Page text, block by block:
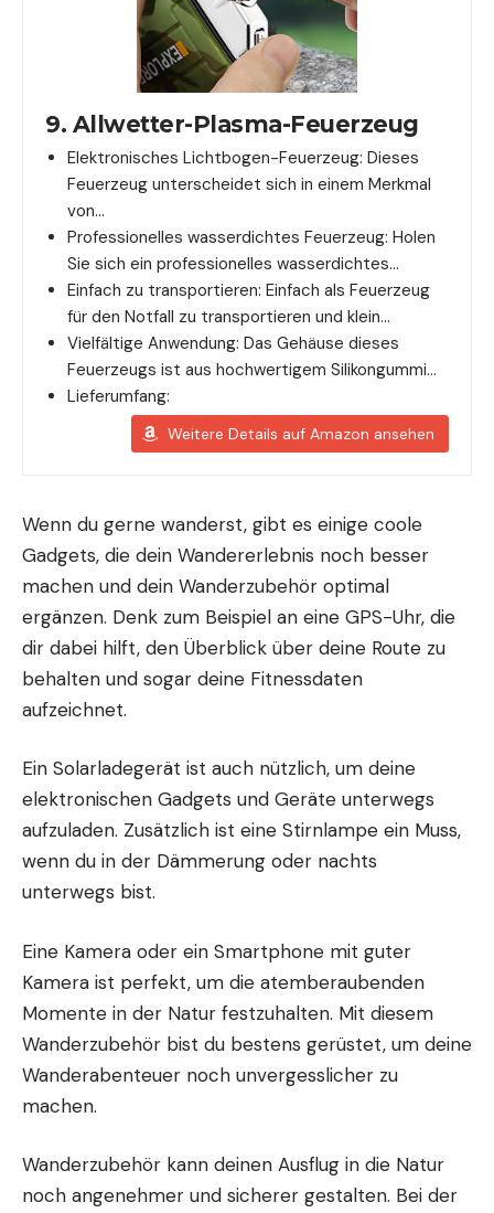
9. Allwetter-Plasma-Feuerzeug
Elektronisches Lichtbogen-Feuerzeug: Dieses
Feuerzeug unterscheidet sich in einem Merkmal
von…
Professionelles wasserdichtes Feuerzeug: Holen
Sie sich ein professionelles wasserdichtes…
Einfach zu transportieren: Einfach als Feuerzeug
für den Notfall zu transportieren und klein…
Vielfältige Anwendung: Das Gehäuse dieses
Feuerzeugs ist aus hochwertigem Silikongummi…
Lieferumfang:
Weitere Details auf Amazon ansehen
Wenn du gerne wanderst, gibt es einige coole
Gadgets, die dein Wandererlebnis noch besser
machen und dein Wanderzubehör optimal
ergänzen. Denk zum Beispiel an eine GPS-Uhr, die
dir dabei hilft, den Überblick über deine Route zu
behalten und sogar deine Fitnessdaten
aufzeichnet.
Ein Solarladegerät ist auch nützlich, um deine
elektronischen Gadgets und Geräte unterwegs
aufzuladen. Zusätzlich ist eine Stirnlampe ein Muss,
wenn du in der Dämmerung oder nachts
unterwegs bist.
Eine Kamera oder ein Smartphone mit guter
Kamera ist perfekt, um die atemberaubenden
Momente in der Natur festzuhalten. Mit diesem
Wanderzubehör bist du bestens gerüstet, um deine
Wanderabenteuer noch unvergesslicher zu
machen.
Wanderzubehör kann deinen Ausflug in die Natur
noch angenehmer und sicherer gestalten. Bei der